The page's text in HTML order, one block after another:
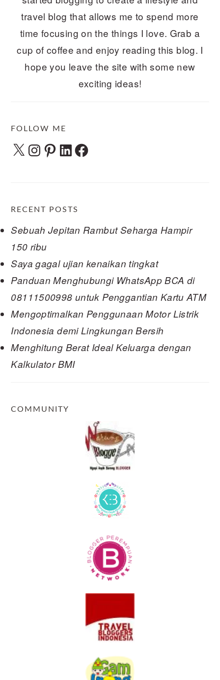
travel blog that allows me to spend more
time focusing on the things I love. Grab a
cup of coffee and enjoy reading this blog. I
hope you leave the site with some new
exciting ideas!
FOLLOW ME
X Instagram
Pinterest
LinkedInFacebook
RECENT POSTS
Sebuah Jepitan Rambut Seharga Hampir
150 ribu
Saya gagal ujian kenaikan tingkat
Panduan Menghubungi WhatsApp BCA di
08111500998 untuk Penggantian Kartu ATM
Mengoptimalkan Penggunaan Motor Listrik
Indonesia demi Lingkungan Bersih
Menghitung Berat Ideal Keluarga dengan
Kalkulator BMI
COMMUNITY